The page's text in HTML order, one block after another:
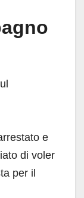
e
di voler
per il